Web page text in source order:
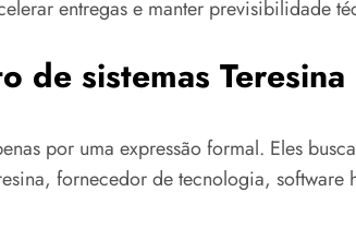
entregas e manter previsibilidade
de sistemas Teresina
por uma expressão formal. Eles
fornecedor de tecnologia,